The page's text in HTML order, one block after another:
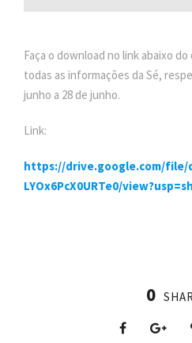
Faça o download no link abaixo
todas as informações da Sé,
junho a 28 de junho.
Link:
https://drive.google.com/file/
LYOx6PcX0URTe0/
0